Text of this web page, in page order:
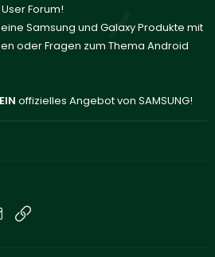
Forum!
Samsung und Galaxy Produkte mit
oder Fragen zum Thema Android
offizielles Angebot von SAMSUNG!
E-Mail